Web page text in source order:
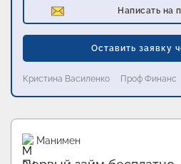
Написать на
Оставить заявку
Кристина Василенко Проф Финанс
Промо
Манимен